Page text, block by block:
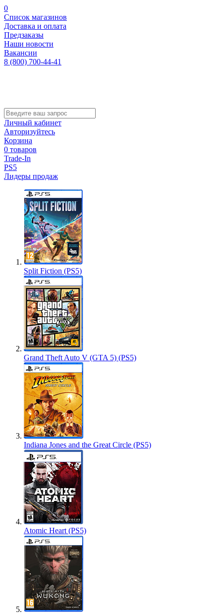
0
Список магазинов
Доставка и оплата
Предзаказы
Наши новости
Вакансии
8 (800) 700-44-41
Личный кабинет
Авторизуйтесь
Корзина
0 товаров
Trade-In
PS5
Лидеры продаж
Split Fiction (PS5)
Grand Theft Auto V (GTA 5) (PS5)
Indiana Jones and the Great Circle (PS5)
Atomic Heart (PS5)